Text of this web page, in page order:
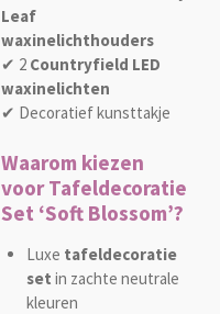
Leaf
waxinelichthouders
✔ 2 Countryfield LED
waxinelichten
✔ Decoratief kunsttakje
Waarom kiezen
voor Tafeldecoratie
Set ‘Soft Blossom’?
Luxe tafeldecoratie
set in zachte neutrale
kleuren